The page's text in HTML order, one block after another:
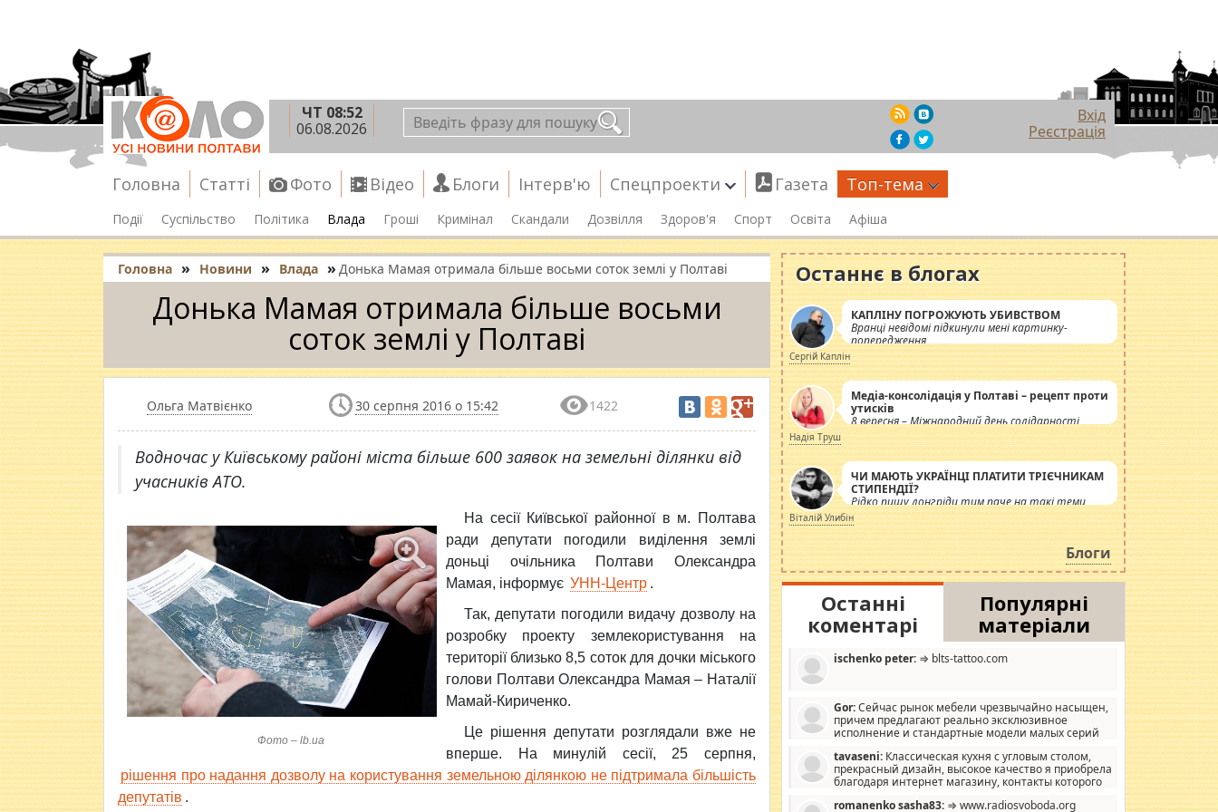
ЧТ 08:52
06.08.2026
Вхід
Реєстрація
Головна Статті Фото Відео Блоги Інтерв'ю Спецпроекти Газета Топ-тема
Події Суспільство Політика Влада Гроші Кримінал Скандали Дозвілля Здоров'я Спорт Освіта Афіша
Головна » Новини » Влада » Донька Мамая отримала більше восьми соток землі у Полтаві
Донька Мамая отримала більше восьми
соток землі у Полтаві
Ольга Матвієнко 30 серпня 2016 о 15:42 1422
​Водночас у Київському районі міста більше 600 заявок на земельні ділянки від
учасників АТО.
Фото – lb.ua
На сесії Київської районної в м. Полтава
ради депутати погодили виділення землі
доньці очільника Полтави Олександра
Мамая, інформує УНН-Центр .
Так, депутати погодили видачу дозволу на
розробку проекту землекористування на
території близько 8,5 соток для дочки міського
голови Полтави Олександра Мамая – Наталії
Мамай-Кириченко.
Це рішення депутати розглядали вже не
вперше. На минулій сесії, 25 серпня,
рішення про надання дозволу на користування земельною ділянкою не підтримала більшість
депутатів .
Останнє в блогах
КАПЛІНУ ПОГРОЖУЮТЬ УБИВСТВОМ
Вранці невідомі підкинули мені картинку-
попередження
Сергій Каплін
Медіа-консолідація у Полтаві – рецепт проти
утисків
8 вересня – Міжнародний день солідарності
журналістів.
Надія Труш
ЧИ МАЮТЬ УКРАЇНЦІ ПЛАТИТИ ТРІЄЧНИКАМ
СТИПЕНДІЇ?
Рідко пишу лонгріди тим паче на такі теми,
але вже просто дістало! Обурюють сьогоднішні
інсенуації навколо стипендіального питання.
Штучно роздувається ще одна соціальна
катастрофа.
Віталій Улибін
Блоги
Останні
коментарі
Популярні
матеріали
ischenko peter: ⇒ blts-tattoo.com
Gor:Сейчас рынок мебели чрезвычайно насыщен,
причем предлагают реально эксклюзивное
исполнение и стандартные модели малых серий
дизайну, мало походит на стандартные формы, в MebelOk,
креативненько и что главное - со вкусом все в порядке,
без ненужных наворотов удорожающих мебель, а это не
tavaseni: Классическая кухня с угловым столом,
прекрасный дизайн, высокое качество я приобрела
благодаря интернет магазину, контакты которого
romanenko sasha83: ⇒ www.radiosvoboda.org